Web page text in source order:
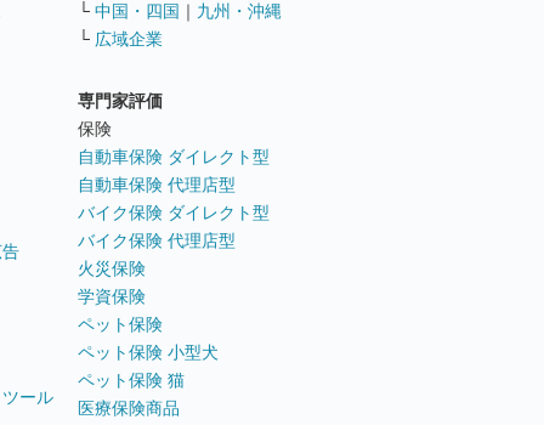
ール
└ 中国・四国 ｜ 九州・沖縄
└ 広域企業
専門家評価
保険
自動車保険 ダイレクト型
自動車保険 代理店型
バイク保険 ダイレクト型
バイク保険 代理店型
火災保険
学資保険
ペット保険
ペット保険 小型犬
ペット保険 猫
医療保険商品